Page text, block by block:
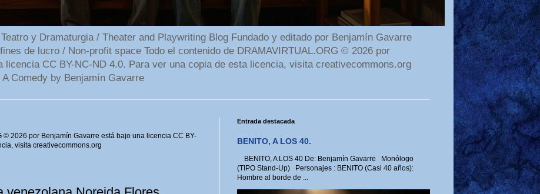
y Dramaturgia / Theater and Playwriting Blog Fundado y editado por Benjamín Gavarre
de lucro / Non-profit space Todo el contenido de DRAMAVIRTUAL.ORG © 2026 por
licencia CC BY-NC-ND 4.0. Para ver una copia de esta licencia, visita creativecommons.org
Comedy by Benjamín Gavarre
© 2026 por Benjamín Gavarre está bajo una licencia CC BY-
visita creativecommons.org
Entrada destacada
BENITO, A LOS 40.
BENITO, A LOS 40 De: Benjamín Gavarre Monólogo
(TIPO Stand-Up) Personajes : BENITO (Casi 40 años):
Hombre al borde de ...